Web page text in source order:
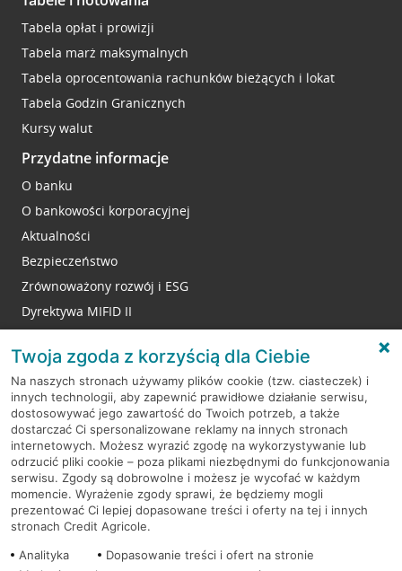
Tabela opłat i prowizji
Tabela marż maksymalnych
Tabela oprocentowania rachunków bieżących i lokat
Tabela Godzin Granicznych
Kursy walut
Przydatne informacje
O banku
O bankowości korporacyjnej
Aktualności
Bezpieczeństwo
Zrównoważony rozwój i ESG
Dyrektywa MIFID II
RODO
Regulamin serwisu
Mapa serwisu
PolitykaCookies
Twoja zgoda z korzyścią dla Ciebie
Na naszych stronach używamy plików cookie (tzw. ciasteczek) i
innych technologii, aby zapewnić prawidłowe działanie serwisu,
dostosowywać jego zawartość do Twoich potrzeb, a także
dostarczać Ci spersonalizowane reklamy na innych stronach
internetowych. Możesz wyrazić zgodę na wykorzystywanie lub
odrzucić pliki cookie – poza plikami niezbędnymi do funkcjonowania
serwisu. Zgody są dobrowolne i możesz je wycofać w każdym
momencie. Wyrażenie zgody sprawi, że będziemy mogli
prezentować Ci lepiej dopasowane treści i oferty na tej i innych
stronach Credit Agricole.
Analityka
Dopasowanie treści i ofert na stronie